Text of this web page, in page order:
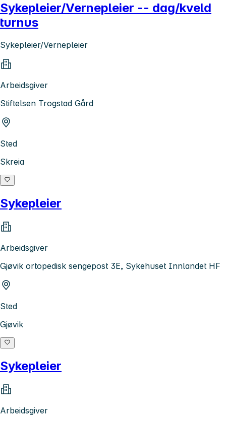
Sykepleier/Vernepleier -- dag/kveld
turnus
Sykepleier/Vernepleier
Arbeidsgiver
Stiftelsen Trogstad Gård
Sted
Skreia
Sykepleier
Arbeidsgiver
Gjøvik ortopedisk sengepost 3E, Sykehuset Innlandet HF
Sted
Gjøvik
Sykepleier
Arbeidsgiver